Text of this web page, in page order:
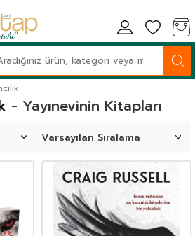
- Yayınevinin Kitapları